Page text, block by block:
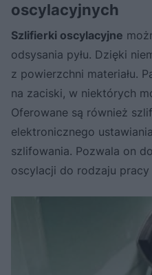
oscylacyjnych
Szlifierki oscylacyjne
odsysania pyłu. Dzięki
z powierzchni materiału.
na zaciski, w niektórych
Oferowane są również
elektronicznego
szlifowania. Pozwala on
oscylacji do rodzaju pracy